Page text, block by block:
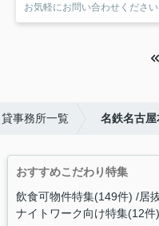
お気軽にお問い合わせください
事務所一覧 名鉄名古
おすすめこだわり特集
飲食可物件特集(149件) 居
ナイトワーク向け特集(12件)